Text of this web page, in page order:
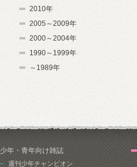
2010年
2005～2009年
2000～2004年
1990～1999年
～1989年
少年・青年向け雑誌
週刊少年チャンピオン